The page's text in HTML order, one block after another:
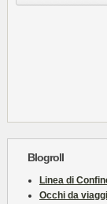
Blogroll
Linea di
Occhi da